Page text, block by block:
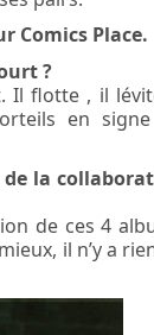
Comics Place.
?
Il flotte , il
en
la
de ces 4
il n’y a